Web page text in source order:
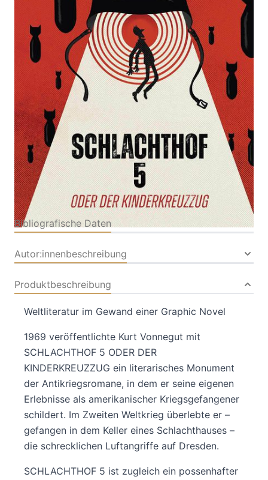
Kinderkreuzzug
Zur Wunschliste hinzufügen
VonKurt Vonnegut Ryan North
Verlag: Cross Cult 31.03.2022
Buch 192 Seiten
festgebunden
ISBN: 978-3-96658-
Bibliografische Daten
Autor:innenbeschreibung
Produktbeschreibung
Weltliteratur im Gewand einer Graphic Novel
1969 veröffentlichte Kurt Vonnegut mit
SCHLACHTHOF 5 ODER DER
KINDERKREUZZUG ein literarisches Monument
der Antikriegsromane, in dem er seine eigenen
Erlebnisse als amerikanischer Kriegsgefangener
schildert. Im Zweiten Weltkrieg überlebte er –
gefangen in dem Keller eines Schlachthauses –
die schrecklichen Luftangriffe auf Dresden.
SCHLACHTHOF 5 ist zugleich ein possenhafter